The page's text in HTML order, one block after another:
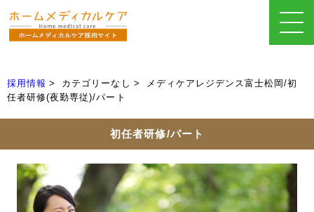
採用情報 カテゴリーなし
メディケアレジデンス富士松岡/初
任者研修(夜勤専従)/パート
初任者研修/パート